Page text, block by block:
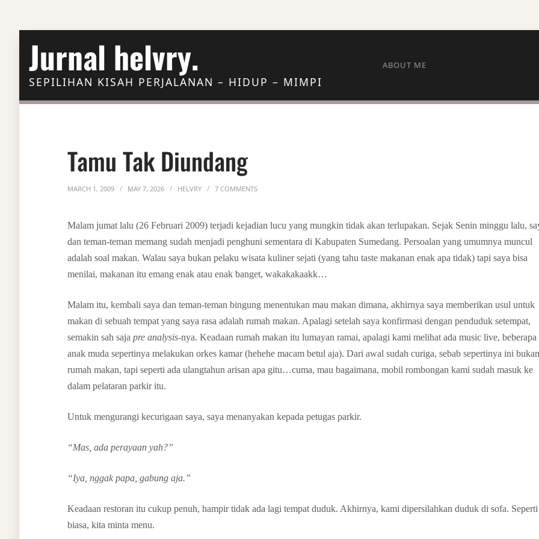
Jurnal helvry.
SEPILIHAN KISAH PERJALANAN – HIDUP – MIMPI
ABOUT ME
Tamu Tak Diundang
MARCH 1, 2009 MAY 7, 2026 HELVRY 7 COMMENTSON TAMU TAK DIUNDANG
Malam jumat lalu (26 Februari 2009) terjadi kejadian lucu yang mungkin tidak akan terlupakan. Sejak Senin minggu lalu,
dan teman-teman memang sudah menjadi penghuni sementara di Kabupaten Sumedang. Persoalan yang umumnya muncul
adalah soal makan. Walau saya bukan pelaku wisata kuliner sejati (yang tahu taste makanan enak apa tidak) tapi saya bisa
menilai, makanan itu emang enak atau enak banget, wakakakaakk…
Malam itu, kembali saya dan teman-teman bingung menentukan mau makan dimana, akhirnya saya memberikan usul untuk
makan di sebuah tempat yang saya rasa adalah rumah makan. Apalagi setelah saya konfirmasi dengan penduduk setempat,
semakin sah saja pre analysis-nya. Keadaan rumah makan itu lumayan ramai, apalagi kami melihat ada music live, beberapa
anak muda sepertinya melakukan orkes kamar (hehehe macam betul aja). Dari awal sudah curiga, sebab sepertinya ini bukan
rumah makan, tapi seperti ada ulangtahun arisan apa gitu…cuma, mau bagaimana, mobil rombongan kami sudah masuk ke
dalam pelataran parkir itu.
Untuk mengurangi kecurigaan saya, saya menanyakan kepada petugas parkir.
“Mas, ada perayaan yah?”
“Iya, nggak papa, gabung aja.”
Keadaan restoran itu cukup penuh, hampir tidak ada lagi tempat duduk. Akhirnya, kami dipersilahkan duduk di sofa. Seperti
biasa, kita minta menu.